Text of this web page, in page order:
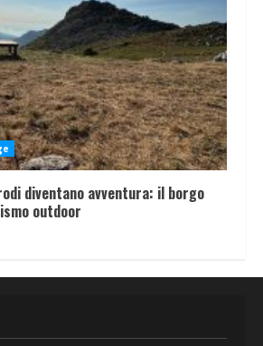
diventano avventura: il borgo
outdoor